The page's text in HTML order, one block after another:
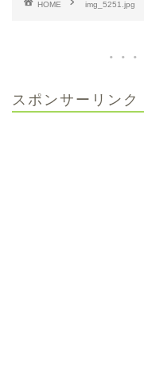
HOME img_5251.jpg
スポンサーリンク